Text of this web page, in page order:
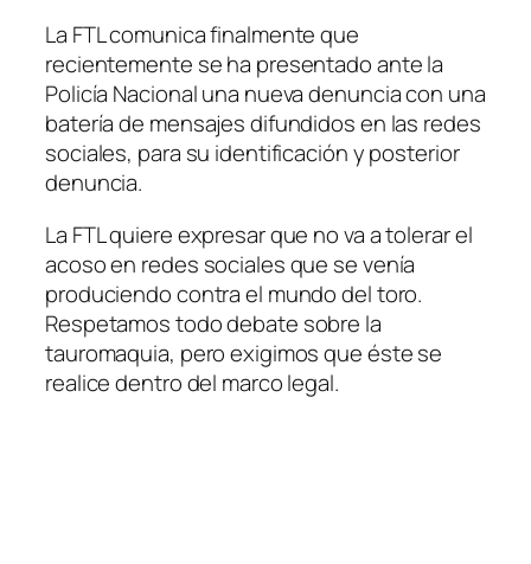
La FTL comunica finalmente que
recientemente se ha presentado ante la
Policía Nacional una nueva denuncia con una
batería de mensajes difundidos en las redes
sociales, para su identificación y posterior
denuncia.
La FTL quiere expresar que no va a tolerar el
acoso en redes sociales que se venía
produciendo contra el mundo del toro.
Respetamos todo debate sobre la
tauromaquia, pero exigimos que éste se
realice dentro del marco legal.